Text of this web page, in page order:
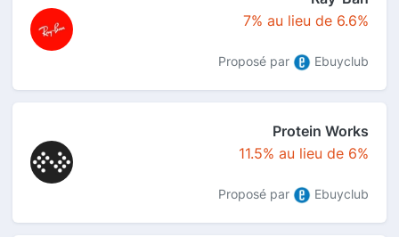
7% au lieu de 6.6%
Proposé par Ebuyclub
Protein Works
11.5% au lieu de 6%
Proposé par Ebuyclub